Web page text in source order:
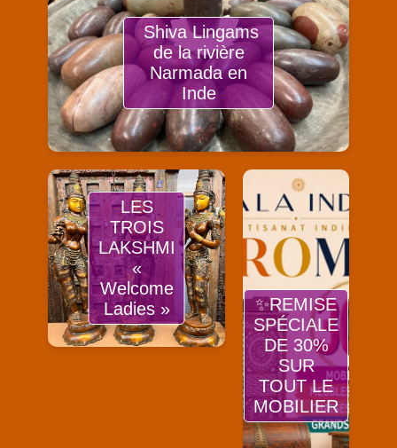
Shiva Lingams
de la rivière
Narmada en
Inde
LES
TROIS
LAKSHMI
«
Welcome
Ladies »
✨REMISE
SPÉCIALE
DE 30%
SUR
TOUT LE
MOBILIER